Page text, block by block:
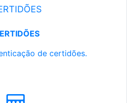
de certidões.